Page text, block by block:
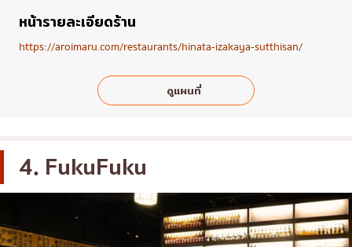
หน้ารายละเอียดร้าน
https://aroimaru.com/restaurants/hinata-izakaya-sutthisan/
ดูแผนที่
4. FukuFuku